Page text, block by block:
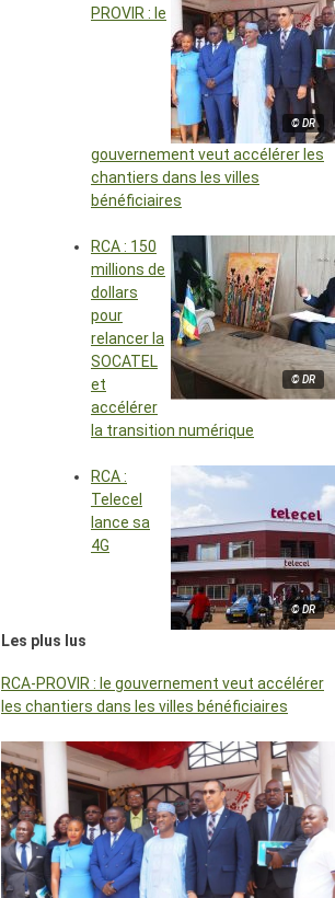
© DR
PROVIR : le
gouvernement veut accélérer les
chantiers dans les villes
bénéficiaires
© DR
RCA : 150
millions de
dollars
pour
relancer la
SOCATEL
et
accélérer
la transition numérique
© DR
RCA :
Telecel
lance sa
4G
Les plus lus
RCA-PROVIR : le gouvernement veut accélérer
les chantiers dans les villes bénéficiaires